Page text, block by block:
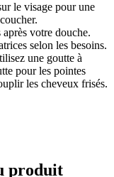
le visage pour une
votre douche.
selon les besoins.
une goutte à
pour les pointes
les cheveux frisés.
produit